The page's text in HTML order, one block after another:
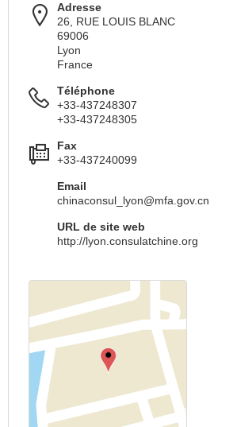
Adresse
26, RUE LOUIS BLANC
69006
Lyon
France
Téléphone
+33-437248307
+33-437248305
Fax
+33-437240099
Email
chinaconsul_lyon@mfa.gov.cn
URL de site web
http://lyon.consulatchine.org